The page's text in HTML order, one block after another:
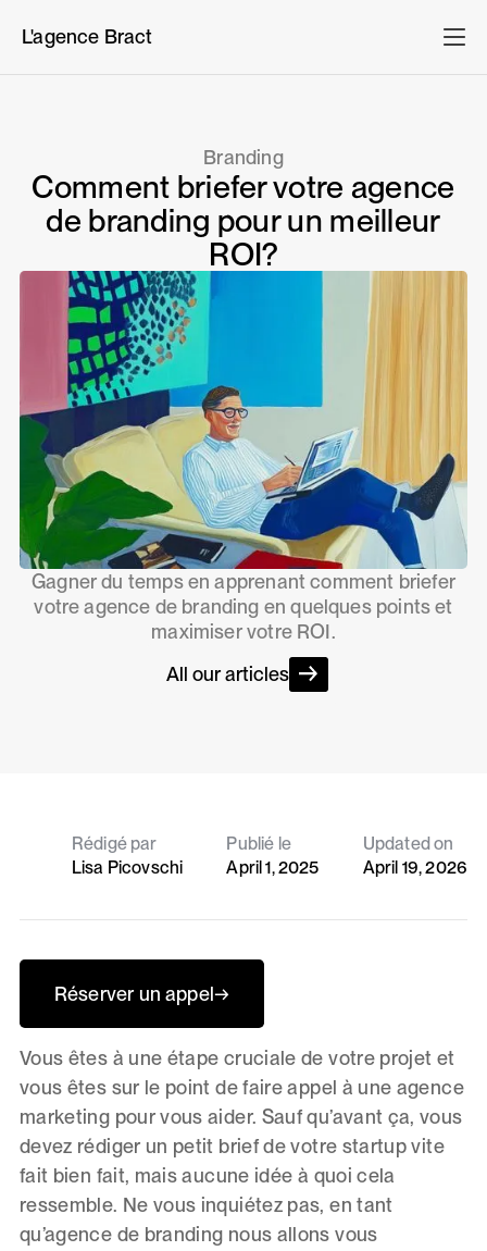
L'agence Bract
Branding
Comment briefer votre agence
de branding pour un meilleur
ROI?
Gagner du temps en apprenant comment briefer
votre agence de branding en quelques points et
maximiser votre ROI.
All our articles
Rédigé par
Lisa Picovschi
Publié le
April 1, 2025
Updated on
April 19, 2026
Vous êtes à une étape cruciale de votre projet et
vous êtes sur le point de faire appel à une agence
marketing pour vous aider. Sauf qu’avant ça, vous
devez rédiger un petit brief de votre startup vite
fait bien fait, mais aucune idée à quoi cela
ressemble. Ne vous inquiétez pas, en tant
qu’agence de branding nous allons vous
Réserver un appel→